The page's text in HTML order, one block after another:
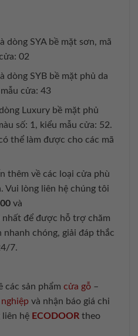
dòng SYA bề mặt sơn, mã
02
dòng SYB bề mặt phủ da
cửa: 43
Luxury bề mặt phủ
số: 1, kiểu mẫu cửa: 52.
thể làm được cho các mã
thêm về các loại cửa phù
Vui lòng liên hệ chúng tôi
và
nhất để được hỗ trợ chăm
nhanh chóng, giải đáp thắc
7.
sản phẩm cửa gỗ –
và nhận báo giá chi
liên hệ ECODOOR theo